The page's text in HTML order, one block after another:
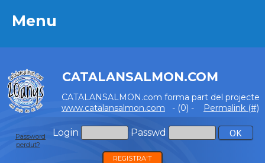
Menu
CATALANSALMON.COM
CATALANSALMON.com forma part del projecte
www.catalansalmon.com - (0) - Permalink (#)
Login Passwd
Password
perdut?
REGISTRA'T
Menu